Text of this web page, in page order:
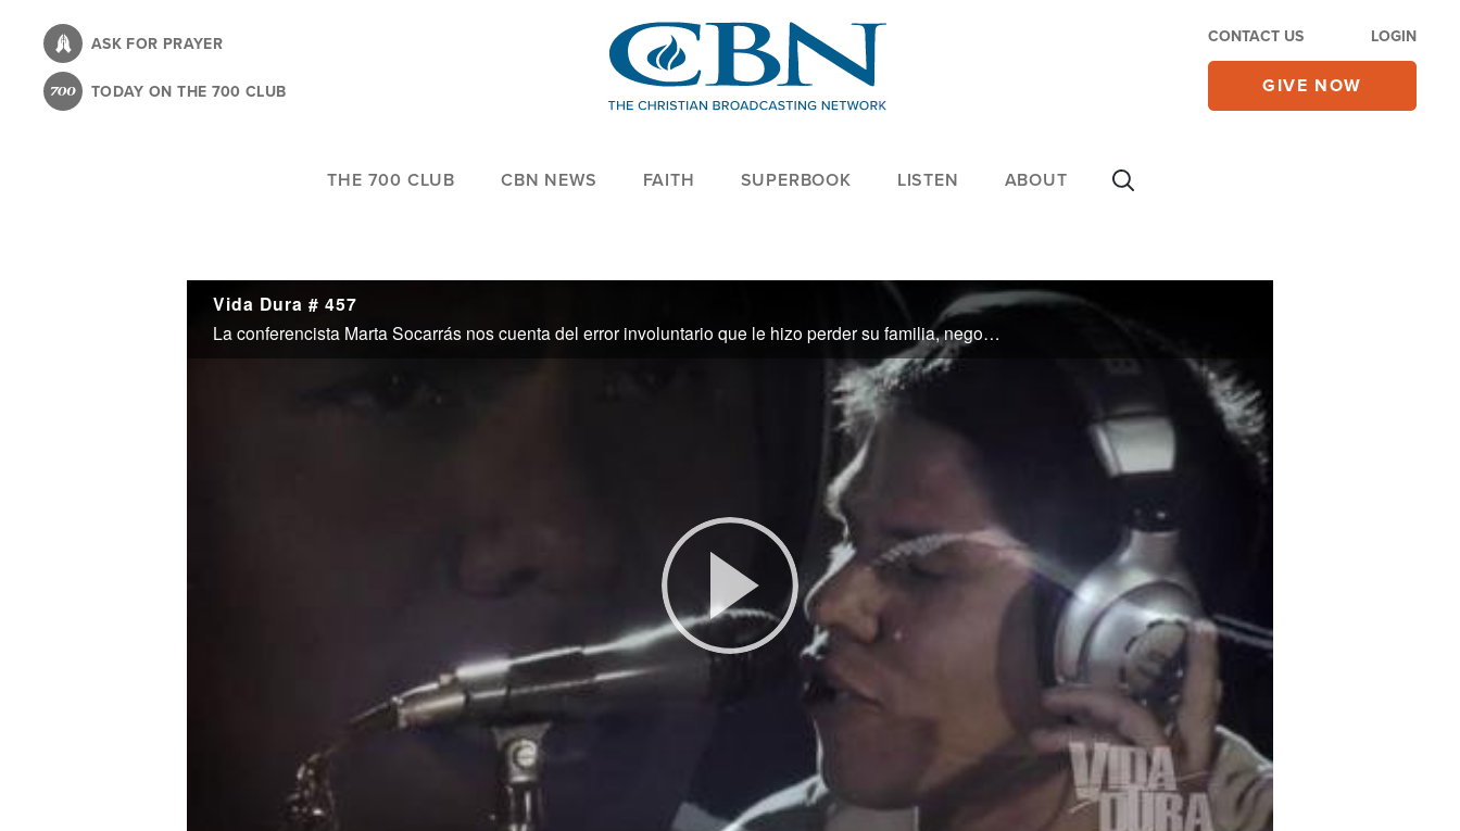
content
ASK FOR PRAYER
TODAY ON THE 700 CLUB
CONTACT US LOGIN
GIVE NOW
THE 700 CLUB CBN NEWS FAITH SUPERBOOK LISTEN ABOUT
Vida Dura # 457
La conferencista Marta Socarrás nos cuenta del error involuntario que le hizo perder su familia, negocios y la llevó a la cárcel. También, un conocido hombre de radio, Mario Díaz, ve su carrera y su familia destruirse por una fuerte adicción.
Play
Video